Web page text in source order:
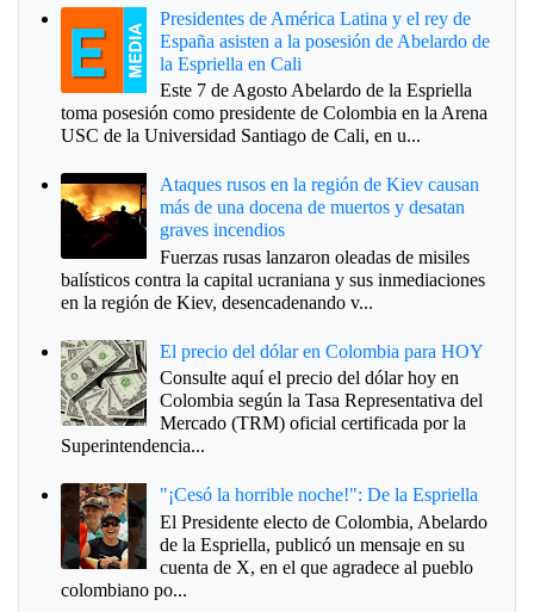
Presidentes de América Latina y el rey de
España asisten a la posesión de Abelardo de
la Espriella en Cali
Este 7 de Agosto Abelardo de la Espriella
toma posesión como presidente de Colombia en la Arena
USC de la Universidad Santiago de Cali, en u...
Ataques rusos en la región de Kiev causan
más de una docena de muertos y desatan
graves incendios
Fuerzas rusas lanzaron oleadas de misiles
balísticos contra la capital ucraniana y sus inmediaciones
en la región de Kiev, desencadenando v...
El precio del dólar en Colombia para HOY
Consulte aquí el precio del dólar hoy en
Colombia según la Tasa Representativa del
Mercado (TRM) oficial certificada por la
Superintendencia...
"¡Cesó la horrible noche!": De la Espriella
El Presidente electo de Colombia, Abelardo
de la Espriella, publicó un mensaje en su
cuenta de X, en el que agradece al pueblo
colombiano po...